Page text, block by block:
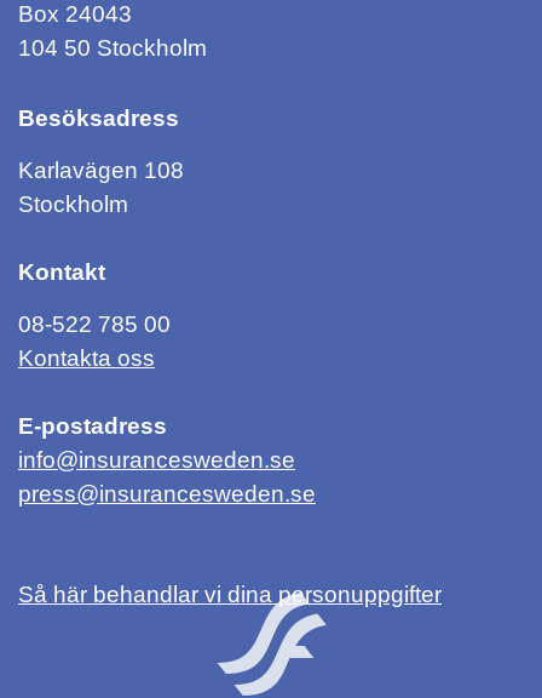
Box 24043
104 50 Stockholm
Besöksadress
Karlavägen 108
Stockholm
Kontakt
08-522 785 00
Kontakta oss
E-postadress
info@insurancesweden.se
press@insurancesweden.se
Så här behandlar vi dina personuppgifter